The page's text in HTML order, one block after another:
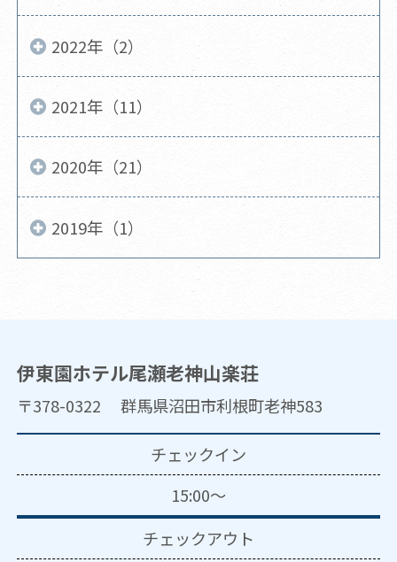
2022年（2）
2021年（11）
2020年（21）
2019年（1）
伊東園ホテル尾瀬老神山楽荘
〒378-0322 群馬県沼田市利根町老神583
チェックイン
15:00～
チェックアウト